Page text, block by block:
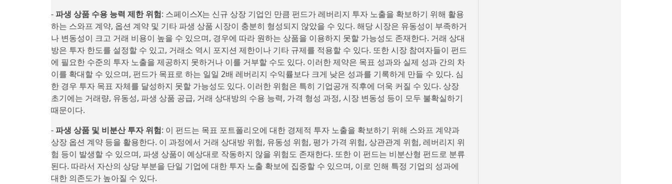
- 파생 상품 수용 능력 제한 위험: 스페이스X는 신규 상장 기업인 만큼 펀드가 레버리지 투자 노출을 확보하기 위해 활용
하는 스와프 계약, 옵션 계약 및 기타 파생 상품 시장이 충분히 형성되지 않았을 수 있다. 해당 시장은 유동성이 부족하거
나 변동성이 크고 거래 비용이 높을 수 있으며, 경우에 따라 원하는 상품을 이용하지 못할 가능성도 존재한다. 거래 상대
방은 투자 한도를 설정할 수 있고, 거래소 역시 포지션 제한이나 기타 규제를 적용할 수 있다. 또한 시장 참여자들이 펀드
에 필요한 수준의 투자 노출을 제공하지 못하거나 이를 거부할 수도 있다. 이러한 제약은 목표 성과와 실제 성과 간의 차
이를 확대할 수 있으며, 펀드가 목표로 하는 일일 2배 레버리지 수익률보다 크게 낮은 성과를 기록하게 만들 수 있다. 심
한 경우 투자 목표 자체를 달성하지 못할 가능성도 있다. 이러한 위험은 특히 기업공개 직후에 더욱 커질 수 있다. 상장
초기에는 거래량, 유동성, 파생 상품 공급, 거래 상대방의 수용 능력, 가격 형성 과정, 시장 변동성 등이 모두 불확실하기
때문이다.
- 파생 상품 및 비분산 투자 위험: 이 펀드는 목표 포트폴리오에 대한 경제적 투자 노출을 확보하기 위해 스와프 계약과
상장 옵션 계약 등을 활용한다. 이 과정에서 거래 상대방 위험, 유동성 위험, 평가 가격 위험, 상관관계 위험, 레버리지 위
험 등이 발생할 수 있으며, 파생 상품이 예상대로 작동하지 않을 위험도 존재한다. 또한 이 펀드는 비분산형 펀드로 분류
된다. 따라서 자산의 상당 부분을 단일 기업에 대한 투자 노출 확보에 집중할 수 있으며, 이로 인해 특정 기업의 성과에
대한 의존도가 높아질 수 있다.